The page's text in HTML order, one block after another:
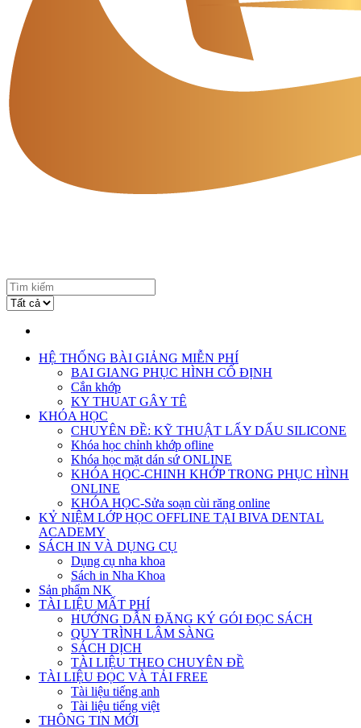
HỆ THỐNG BÀI GIẢNG MIỄN PHÍ
BAI GIANG PHỤC HÌNH CỐ ĐỊNH
Cắn khớp
KY THUAT GÂY TÊ
KHÓA HỌC
CHUYÊN ĐỀ: KỸ THUẬT LẤY DẤU SILICONE
Khóa học chỉnh khớp ofline
Khóa học mặt dán sứ ONLINE
KHÓA HỌC-CHINH KHỚP TRONG PHỤC HÌNH
ONLINE
KHÓA HỌC-Sửa soạn cùi răng online
KỶ NIỆM LỚP HỌC OFFLINE TẠI BIVA DENTAL
ACADEMY
SÁCH IN VÀ DỤNG CỤ
Dụng cụ nha khoa
Sách in Nha Khoa
Sản phẩm NK
TÀI LIỆU MẤT PHÍ
HƯỚNG DẪN ĐĂNG KÝ GÓI ĐỌC SÁCH
QUY TRÌNH LÂM SÀNG
SÁCH DỊCH
TÀI LIỆU THEO CHUYÊN ĐỀ
TÀI LIỆU ĐỌC VÀ TẢI FREE
Tài liệu tiếng anh
Tài liệu tiếng việt
THÔNG TIN MỚI